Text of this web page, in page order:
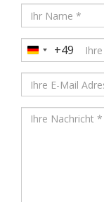
Germany
+49
+49